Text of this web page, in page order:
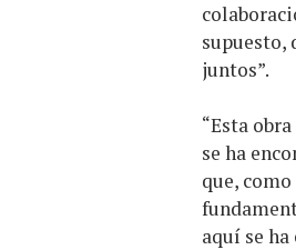
supuesto,
juntos”.
“Esta
se ha
que,
aquí se